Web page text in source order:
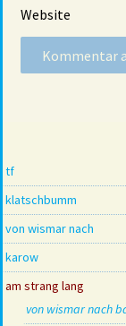
Website
tf
klatschbumm
von wismar nach
karow
am strang lang
von wismar nach